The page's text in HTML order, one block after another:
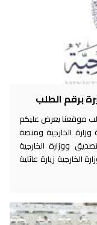
برقم الطلب
موقعنا يعرض عليكم
الخارجية ومنصة
ووزارة الخارجية
الخارجية زيارة عائلية